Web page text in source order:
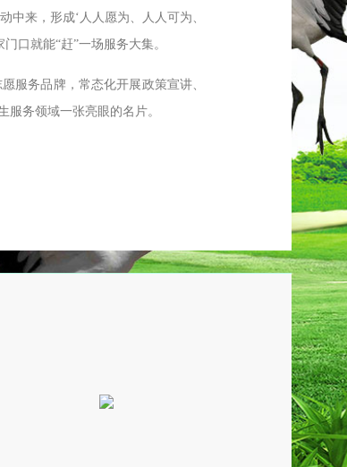
中来，形成‘人人愿为、人人可为、
口就能“赶”一场服务大集。
服务品牌，常态化开展政策宣讲、
务领域一张亮眼的名片。